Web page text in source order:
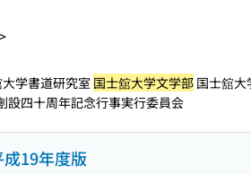
学書道研究室 国士舘大学文学部 国士舘大
設四十周年記念行事実行委員会
19年度版